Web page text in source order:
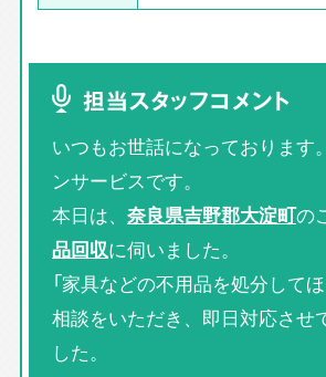
担当スタッフコメント
いつもお世話になっております
ンサービスです。
本日は、 奈良県吉野郡大淀町の
品回収に伺いました。
「家具などの不用品を処分して
相談をいただき、即日対応させ
した。